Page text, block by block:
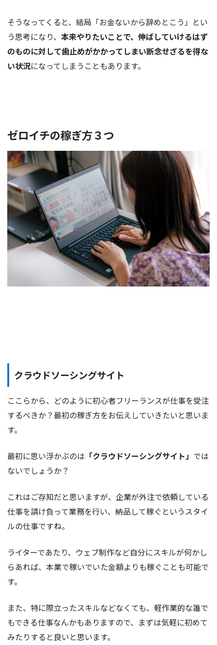
そうなってくると、結局「お金ないから辞めとこう」とい
う思考になり、 本来やりたいことで、伸ばしていけるはず
のものに対して歯止めがかかってしまい断念せざるを得な
い状況になってしまうこともあります。
ゼロイチの稼ぎ方３つ
クラウドソーシングサイト
ここらから、どのように初心者フリーランスが仕事を受注
するべきか？最初の稼ぎ方をお伝えしていきたいと思いま
す。
最初に思い浮かぶのは 「クラウドソーシングサイト」 では
ないでしょうか？
これはご存知だと思いますが、企業が外注で依頼している
仕事を請け負って業務を行い、納品して稼ぐというスタイ
ルの仕事ですね。
ライターであたり、ウェブ制作など自分にスキルが何かし
らあれば、本業で稼いでいた金額よりも稼ぐことも可能で
す。
また、特に際立ったスキルなどなくても、軽作業的な誰で
もできる仕事なんかもありますので、まずは気軽に初めて
みたりすると良いと思います。